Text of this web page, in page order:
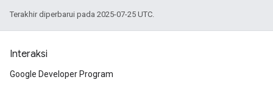
Terakhir diperbarui pada 2025-07-25 UTC.
Interaksi
Google Developer Program